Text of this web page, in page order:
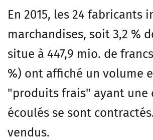
En 2015, les 24
marchandises, soit 3,2 %
situe à 447,9 mio. de
%) ont affiché un volume
"produits frais" ayant une
écoulés se sont
vendus.